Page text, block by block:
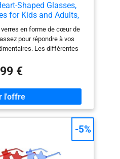
Shaped Glasses,
for Kids and Adults,
Glasses for Birthday
Halloween Carnival
Photo Props Beach
en forme de cœur de
pour répondre à vos
Les différentes
les âges, pour répondre à
montrer votre
à la plupart des enfants
la taille avant d'acheter.
: Nos lunettes colorées et
sont fabriquées en PC de
en métal, légères et
est claire et lumineuse, et
€
-5%